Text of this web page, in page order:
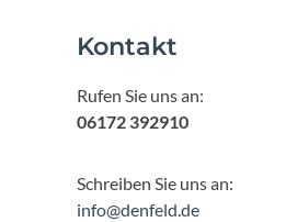
Kontakt
Rufen Sie uns an:
06172 392910
Schreiben Sie uns an:
info@denfeld.de